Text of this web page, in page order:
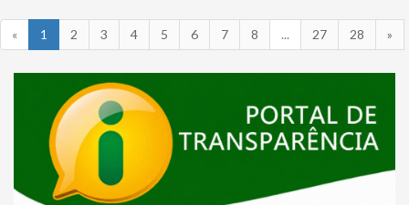
« 1 2 3 4 5 6 7 8 ... 27 28 »